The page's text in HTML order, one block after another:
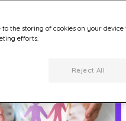
to the storing of cookies on your
efforts.
Reject All